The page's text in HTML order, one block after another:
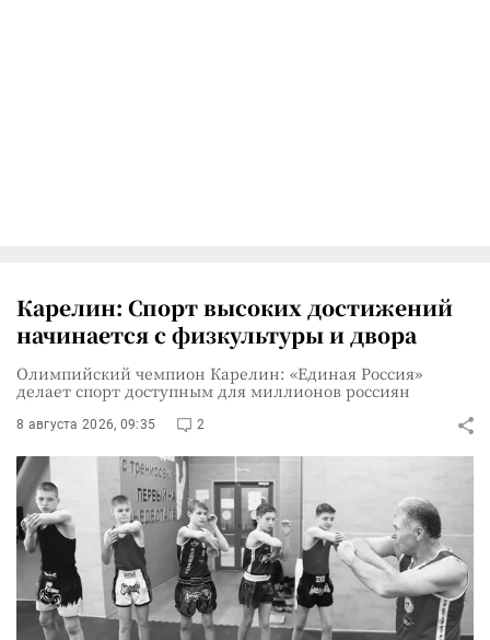
Карелин: Спорт высоких достижений
начинается с физкультуры и двора
Олимпийский чемпион Карелин: «Единая Россия»
делает спорт доступным для миллионов россиян
8 августа 2026, 09:35 2